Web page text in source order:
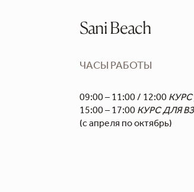
Sani Beach
ЧАСЫ РАБОТЫ
09:00 – 11:00 / 12:00
15:00 – 17:00 КУРС ДЛЯ
(с апреля по октябрь)